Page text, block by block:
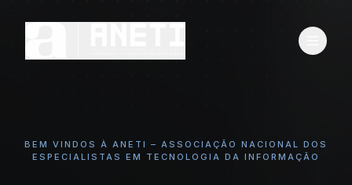
BEM VINDOS À ANETI – ASSOCIAÇÃO NACIONAL DOS
ESPECIALISTAS EM TECNOLOGIA DA INFORMAÇÃO